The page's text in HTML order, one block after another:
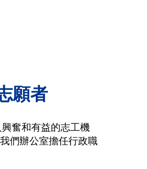
願者
奮和有益的志工機
們辦公室擔任行政職